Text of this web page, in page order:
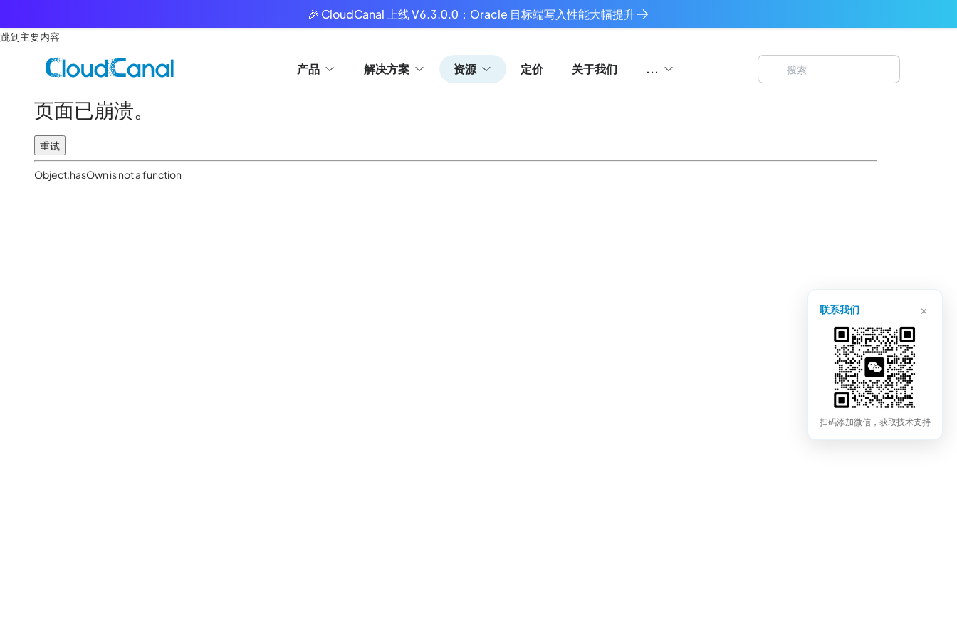
🎉 CloudCanal 上线 V6.3.0.0：Oracle 目标端写入性能大幅提升
跳到主要内容
产品 解决方案 资源 定价 关于我们 ...
页面已崩溃。
重试
Object.hasOwn is not a function
联系我们 ×
扫码添加微信，获取技术支持